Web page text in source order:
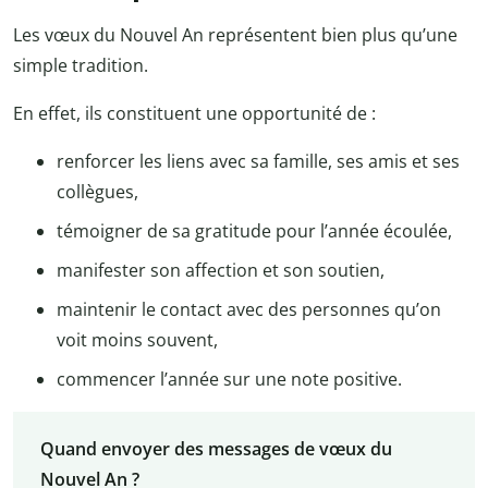
Les vœux du Nouvel An représentent bien plus qu’une
simple tradition.
En effet, ils constituent une opportunité de :
renforcer les liens avec sa famille, ses amis et ses
collègues,
témoigner de sa gratitude pour l’année écoulée,
manifester son affection et son soutien,
maintenir le contact avec des personnes qu’on
voit moins souvent,
commencer l’année sur une note positive.
Quand envoyer des messages de vœux du
Nouvel An ?